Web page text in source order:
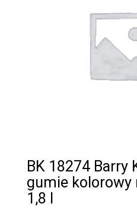
BK 18274 Barry
gumie kolorowy
1,8 l